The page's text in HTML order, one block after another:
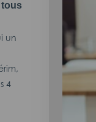
tous
un
4